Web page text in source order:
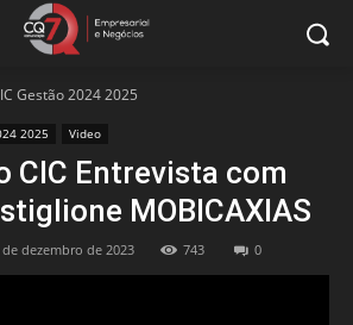
Gestão 2024 2025
2025 Video
CIC Entrevista com
MOBICAXIAS
de dezembro de 2023 743 0